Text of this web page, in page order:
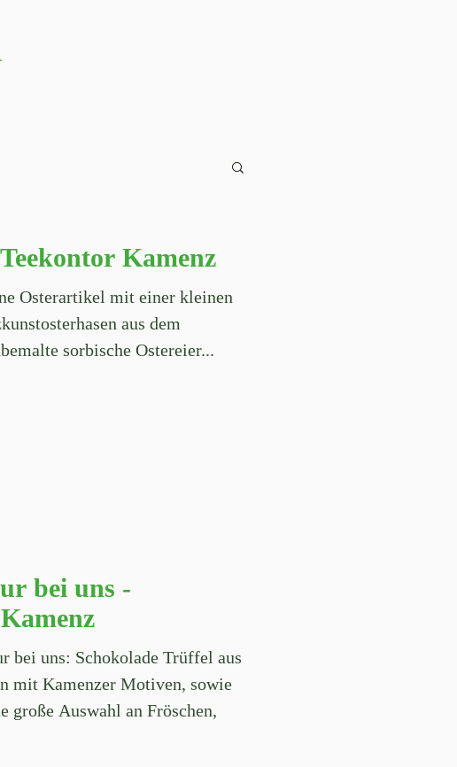
Kamenz
Osterartikel mit einer kleinen
aus dem
sorbische Ostereier...
bei uns -
bei uns: Schokolade Trüffel aus
mit Kamenzer Motiven, sowie
große Auswahl an Fröschen,